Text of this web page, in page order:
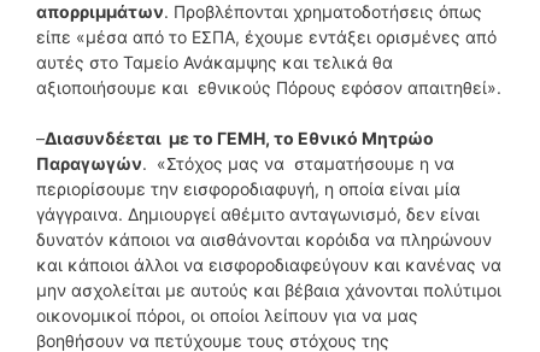
απορριμμάτων. Προβλέπονται χρηματοδοτήσεις όπως
είπε «μέσα από το ΕΣΠΑ, έχουμε εντάξει ορισμένες από
αυτές στο Ταμείο Ανάκαμψης και τελικά θα
αξιοποιήσουμε και εθνικούς Πόρους εφόσον απαιτηθεί».
–Διασυνδέεται με το ΓΕΜΗ, το Εθνικό Μητρώο
Παραγωγών. «Στόχος μας να σταματήσουμε η να
περιορίσουμε την εισφοροδιαφυγή, η οποία είναι μία
γάγγραινα. Δημιουργεί αθέμιτο ανταγωνισμό, δεν είναι
δυνατόν κάποιοι να αισθάνονται κορόιδα να πληρώνουν
και κάποιοι άλλοι να εισφοροδιαφεύγουν και κανένας να
μην ασχολείται με αυτούς και βέβαια χάνονται πολύτιμοι
οικονομικοί πόροι, οι οποίοι λείπουν για να μας
βοηθήσουν να πετύχουμε τους στόχους της